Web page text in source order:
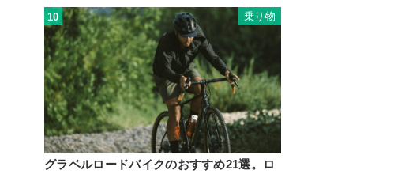
10 乗り物
グラベルロードバイクのおすすめ21選。ロ